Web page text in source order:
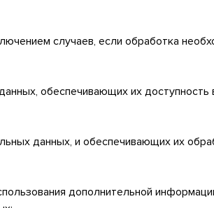
случаев, если обработка
обеспечивающих их доступность
данных, и обеспечивающих их
дополнительной